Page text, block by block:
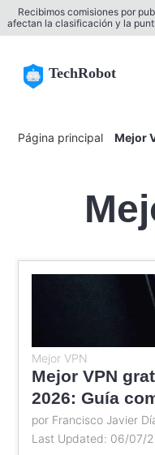
Recibimos comisiones por
afectan la clasificación y la
TechRobot
Página principal Mejor
Mejor VPN
Mejor VPN
2026: Guía
por Francisco Javier
Last Updated: 06/07/